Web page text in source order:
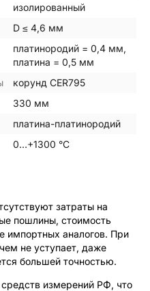
изолированный
D ≤ 4,6 мм
платинородий = 0,4 мм,
платина = 0,5 мм
корунд CER795
330 мм
платина-платинородий
0…+1300 °С
затраты на
пошлины, стоимость
аналогов. При
не уступает, даже
большей точностью.
измерений РФ, что